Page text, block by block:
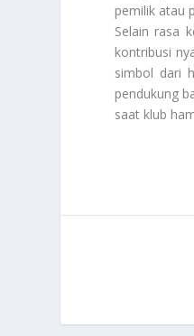
pemilik atau
Selain rasa
kontribusi
simbol dari
pendukung
saat klub